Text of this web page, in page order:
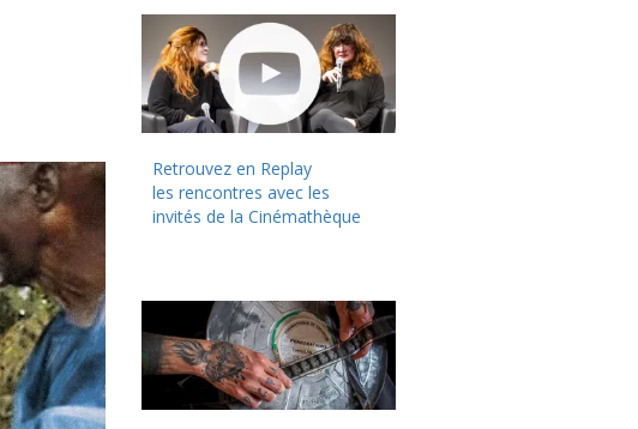
Retrouvez en Replay
les rencontres avec les
invités de la Cinémathèque